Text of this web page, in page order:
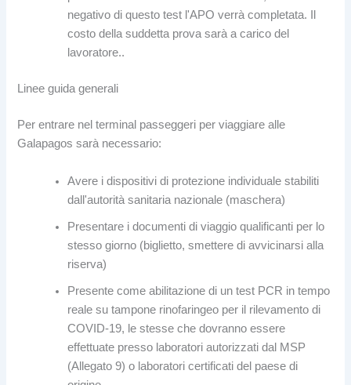
negativo di questo test l'APO verrà completata. Il
costo della suddetta prova sarà a carico del
lavoratore..
Linee guida generali
Per entrare nel terminal passeggeri per viaggiare alle
Galapagos sarà necessario:
Avere i dispositivi di protezione individuale stabiliti
dall'autorità sanitaria nazionale (maschera)
Presentare i documenti di viaggio qualificanti per lo
stesso giorno (biglietto, smettere di avvicinarsi alla
riserva)
Presente come abilitazione di un test PCR in tempo
reale su tampone rinofaringeo per il rilevamento di
COVID-19, le stesse che dovranno essere
effettuate presso laboratori autorizzati dal MSP
(Allegato 9) o laboratori certificati del paese di